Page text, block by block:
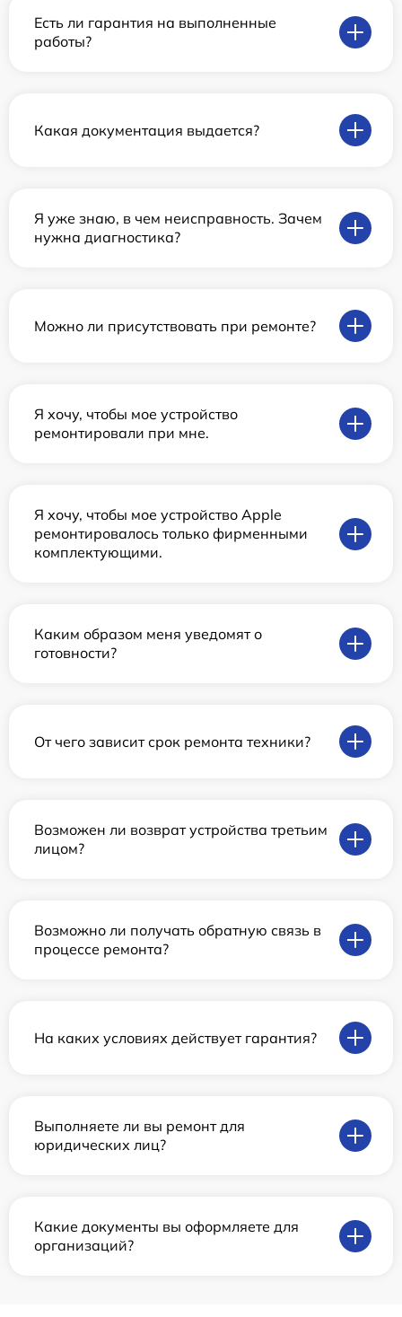
Есть ли гарантия на выполненные
работы?
Какая документация выдается?
Я уже знаю, в чем неисправность. Зачем
нужна диагностика?
Можно ли присутствовать при ремонте?
Я хочу, чтобы мое устройство
ремонтировали при мне.
Я хочу, чтобы мое устройство Apple
ремонтировалось только фирменными
комплектующими.
Каким образом меня уведомят о
готовности?
От чего зависит срок ремонта техники?
Возможен ли возврат устройства третьим
лицом?
Возможно ли получать обратную связь в
процессе ремонта?
На каких условиях действует гарантия?
Выполняете ли вы ремонт для
юридических лиц?
Какие документы вы оформляете для
организаций?